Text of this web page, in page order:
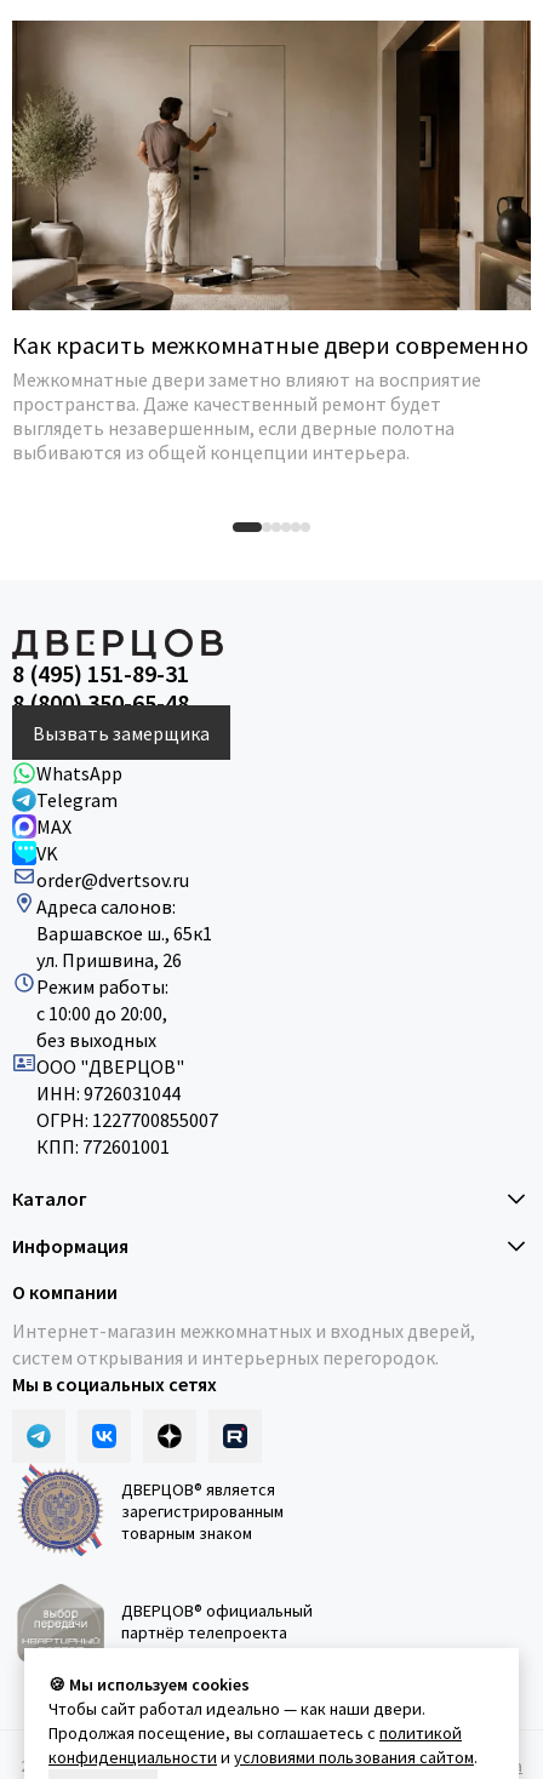
Как красить межкомнатные двери современно
Межкомнатные двери заметно влияют на восприятие
пространства. Даже качественный ремонт будет
выглядеть незавершенным, если дверные полотна
выбиваются из общей концепции интерьера.
8 (495) 151-89-31
8 (800) 350-65-48
Вызвать замерщика
WhatsApp
Telegram
MAX
VK
order@dvertsov.ru
Адреса салонов:
Варшавское ш., 65к1
ул. Пришвина, 26
Режим работы:
с 10:00 до 20:00,
без выходных
ООО "ДВЕРЦОВ"
ИНН: 9726031044
ОГРН: 1227700855007
КПП: 772601001
Каталог
Информация
О компании
Интернет-магазин межкомнатных и входных дверей,
систем открывания и интерьерных перегородок.
Мы в социальных сетях
ДВЕРЦОВ® является
зарегистрированным
товарным знаком
ДВЕРЦОВ® официальный
партнёр телепроекта
2011-2026 © Дверцов.Карта сайта Публичная оферта Политика
🍪 Мы используем cookies
Чтобы сайт работал идеально — как наши двери.
Продолжая посещение, вы соглашаетесь с политикой
конфиденциальности и условиями пользования сайтом.